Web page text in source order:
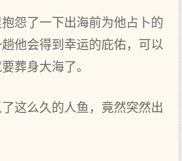
怨了一下出‌海前‌为他占卜的
他会得到‌幸运的庇佑，可以
葬身大海了。
这么久的人鱼，竟然突然出‌